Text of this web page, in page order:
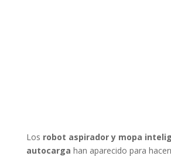
Los robot aspirador y mopa
autocarga han aparecido para